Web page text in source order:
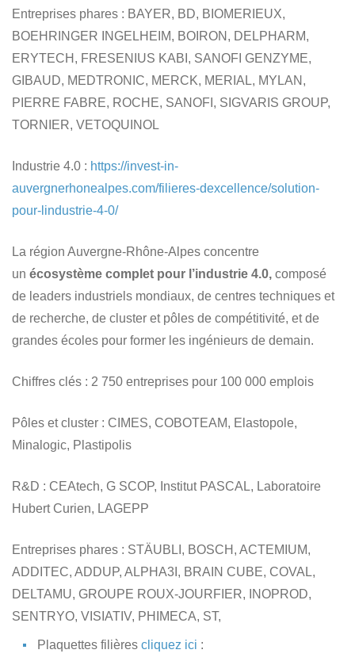
Entreprises phares : BAYER, BD, BIOMERIEUX,
BOEHRINGER INGELHEIM, BOIRON, DELPHARM,
ERYTECH, FRESENIUS KABI, SANOFI GENZYME,
GIBAUD, MEDTRONIC, MERCK, MERIAL, MYLAN,
PIERRE FABRE, ROCHE, SANOFI, SIGVARIS GROUP,
TORNIER, VETOQUINOL
Industrie 4.0 : https://invest-in-
auvergnerhonealpes.com/filieres-dexcellence/solution-
pour-lindustrie-4-0/
La région Auvergne-Rhône-Alpes concentre
un écosystème complet pour l’industrie 4.0, composé
de leaders industriels mondiaux, de centres techniques et
de recherche, de cluster et pôles de compétitivité, et de
grandes écoles pour former les ingénieurs de demain.
Chiffres clés : 2 750 entreprises pour 100 000 emplois
Pôles et cluster : CIMES, COBOTEAM, Elastopole,
Minalogic, Plastipolis
R&D : CEAtech, G SCOP, Institut PASCAL, Laboratoire
Hubert Curien, LAGEPP
Entreprises phares : STÄUBLI, BOSCH, ACTEMIUM,
ADDITEC, ADDUP, ALPHA3I, BRAIN CUBE, COVAL,
DELTAMU, GROUPE ROUX-JOURFIER, INOPROD,
SENTRYO, VISIATIV, PHIMECA, ST,
Plaquettes filières cliquez ici :